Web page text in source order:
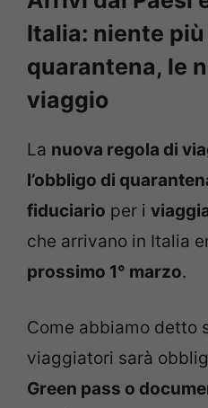
Italia: niente
quarantena, le
viaggio
La nuova regola di
l’obbligo di
fiduciario per i
che arrivano in Italia
prossimo 1° marzo.
Come abbiamo detto
viaggiatori sarà
Green pass o